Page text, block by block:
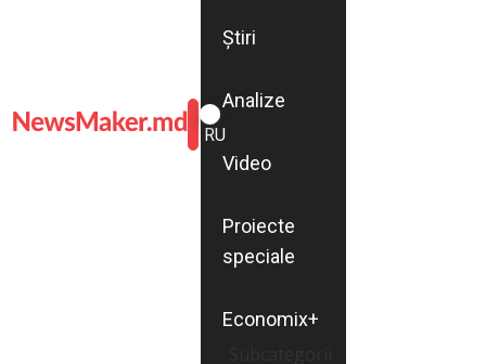
ROMÂNĂ
RU
Știri
Analize
Video
Proiecte
speciale
Economix+